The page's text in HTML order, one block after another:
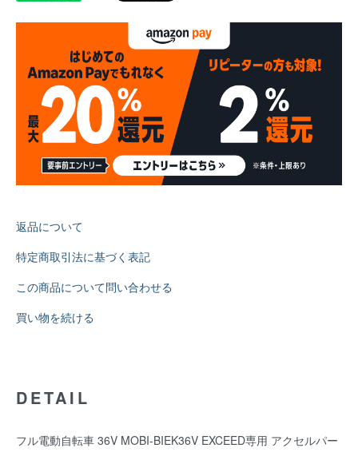
返品について
特定商取引法に基づく表記
この商品について問い合わせる
買い物を続ける
DETAIL
フル電動自転車 36V MOBI-BIEK36V EXCEED専用 アクセルパー